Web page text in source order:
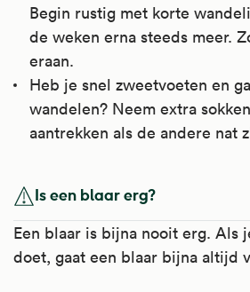
Begin rustig met korte
de weken erna steeds meer.
eraan.
Heb je snel zweetvoeten en
wandelen? Neem extra
aantrekken als de andere nat
Is een blaar erg?
Een blaar is bijna nooit erg. Als
doet, gaat een blaar bijna altijd